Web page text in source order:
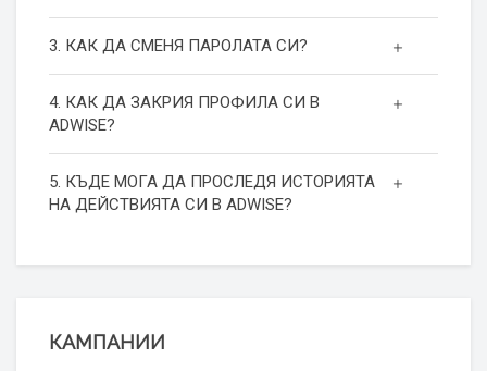
3. КАК ДА СМЕНЯ ПАРОЛАТА СИ?
4. КАК ДА ЗАКРИЯ ПРОФИЛА СИ В
ADWISE?
5. КЪДЕ МОГА ДА ПРОСЛЕДЯ ИСТОРИЯТА
НА ДЕЙСТВИЯТА СИ В ADWISE?
КАМПАНИИ